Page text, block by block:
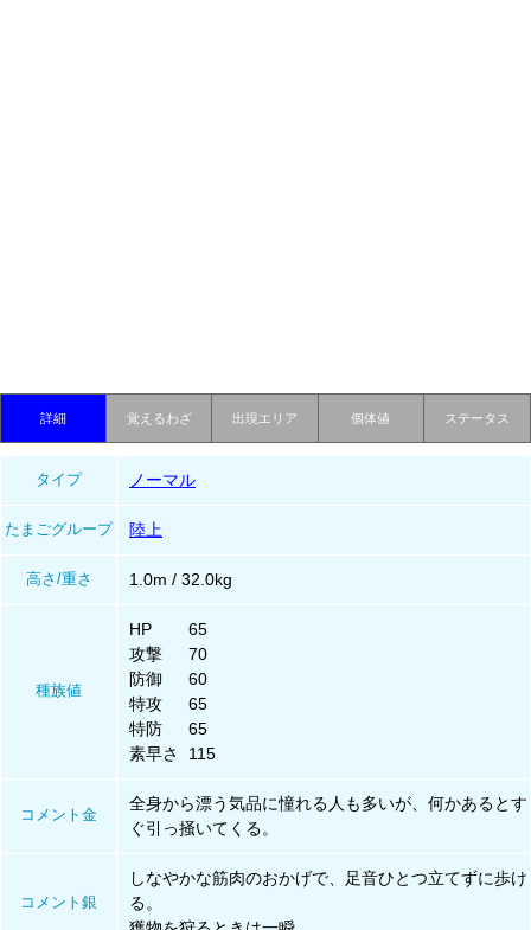
詳細 覚えるわざ 出現エリア 個体値 ステータス
タイプ ノーマル
たまごグループ 陸上
高さ/重さ 1.0m / 32.0kg
種族値
HP
65
攻撃
70
防御
60
特攻
65
特防
65
素早さ
115
コメント金
全身から漂う気品に憧れる人も多いが、何かあるとす
ぐ引っ掻いてくる。
コメント銀
しなやかな筋肉のおかげで、足音ひとつ立てずに歩け
る。